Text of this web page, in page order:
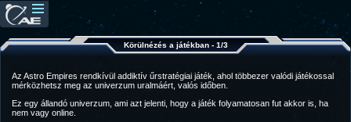
Körülnézés a játékban - 1/3
Az Astro Empires rendkívül addiktív űrstratégiai játék, ahol többezer valódi játékossal
mérközhetsz meg az univerzum uralmáért, valós időben.
Ez egy állandó univerzum, ami azt jelenti, hogy a játék folyamatosan fut akkor is, ha
nem vagy online.